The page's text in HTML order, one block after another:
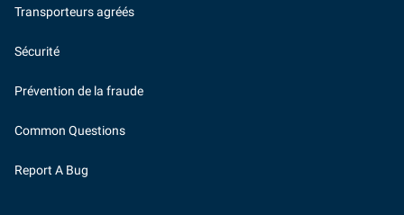
Transporteurs agréés
Sécurité
Prévention de la fraude
Common Questions
Report A Bug